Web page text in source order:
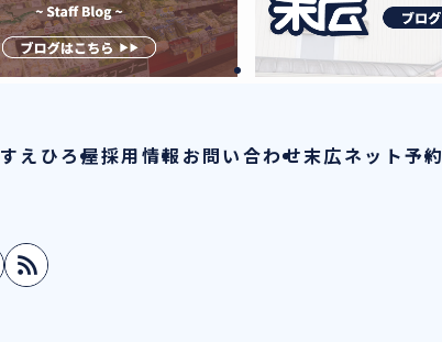
すえひろ屋採用情報お問い合わせ末広ネット予約